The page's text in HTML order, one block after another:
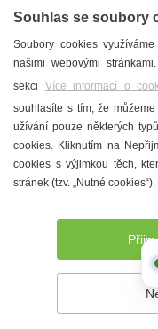
Prohlášení o
Souhlas se soubory
Soubory cookies
našimi webovými
sekci Více informací o
souhlasíte s tím, že
užívání pouze některých
cookies. Kliknutím na
cookies s výjimkou těch,
stránek (tzv. „Nutné cookies“).